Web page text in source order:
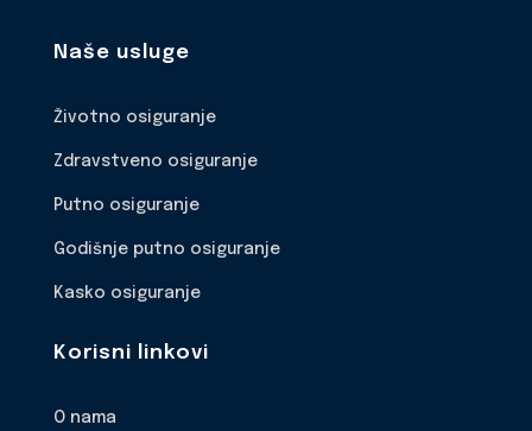
Naše usluge
Životno osiguranje
Zdravstveno osiguranje
Putno osiguranje
Godišnje putno osiguranje
Kasko osiguranje
Korisni linkovi
O nama